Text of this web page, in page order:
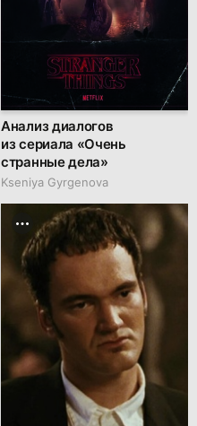
Анализ диалогов
из сериала «Очень
странные дела»
Kseniya Gyrgenova